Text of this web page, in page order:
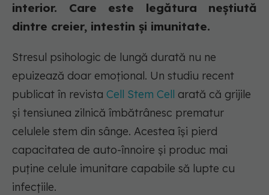
interior. Care este legătura neștiută
dintre creier, intestin și imunitate.
Stresul psihologic de lungă durată nu ne
epuizează doar emoțional. Un studiu recent
publicat în revista Cell Stem Cell arată că grijile
și tensiunea zilnică îmbătrânesc prematur
celulele stem din sânge. Acestea își pierd
capacitatea de auto-înnoire și produc mai
puține celule imunitare capabile să lupte cu
infecțiile.